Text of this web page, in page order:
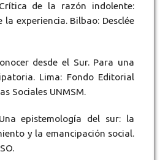
de la razón indolente:
experiencia. Bilbao: Desclée
desde el Sur. Para una
Lima: Fondo Editorial
Sociales UNMSM.
epistemología del sur: la
y la emancipación social.